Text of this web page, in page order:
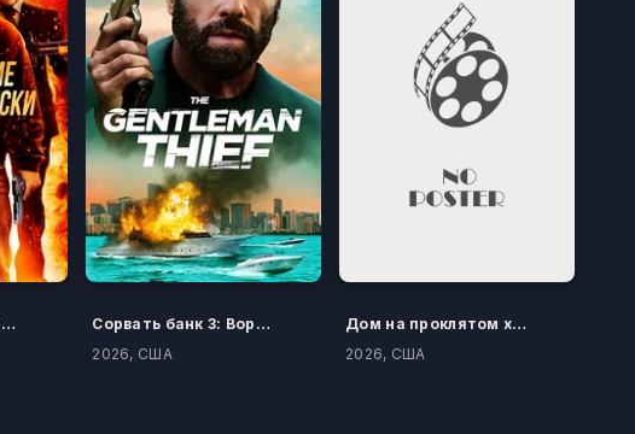
Правосудие по-американски
Сорвать банк 3: Вор-джентльмен
2026, США
Дом на проклятом холме
2026, США